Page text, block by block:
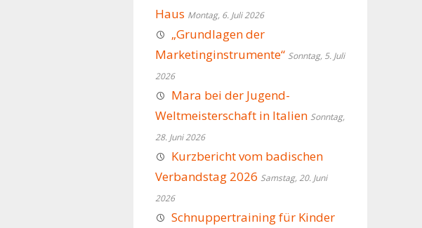
Haus Montag, 6. Juli 2026
„Grundlagen der
Marketinginstrumente“ Sonntag, 5. Juli
2026
Mara bei der Jugend-
Weltmeisterschaft in Italien Sonntag,
28. Juni 2026
Kurzbericht vom badischen
Verbandstag 2026 Samstag, 20. Juni
2026
Schnuppertraining für Kinder